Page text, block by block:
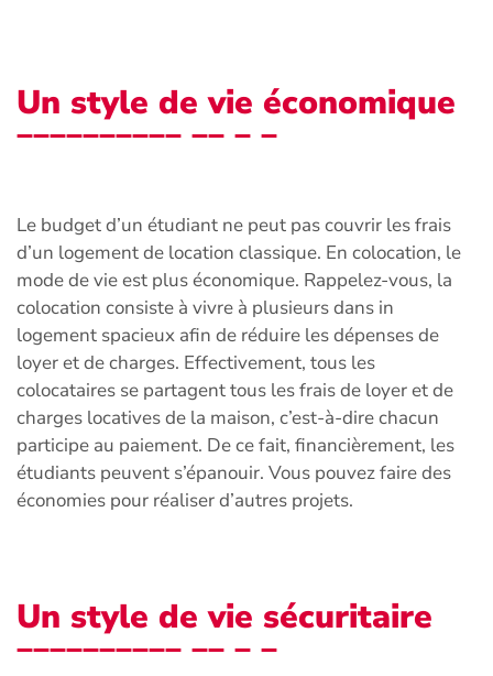
Un style de vie économique
Le budget d’un étudiant ne peut pas couvrir les frais
d’un logement de location classique. En colocation, le
mode de vie est plus économique. Rappelez-vous, la
colocation consiste à vivre à plusieurs dans in
logement spacieux afin de réduire les dépenses de
loyer et de charges. Effectivement, tous les
colocataires se partagent tous les frais de loyer et de
charges locatives de la maison, c’est-à-dire chacun
participe au paiement. De ce fait, financièrement, les
étudiants peuvent s’épanouir. Vous pouvez faire des
économies pour réaliser d’autres projets.
Un style de vie sécuritaire